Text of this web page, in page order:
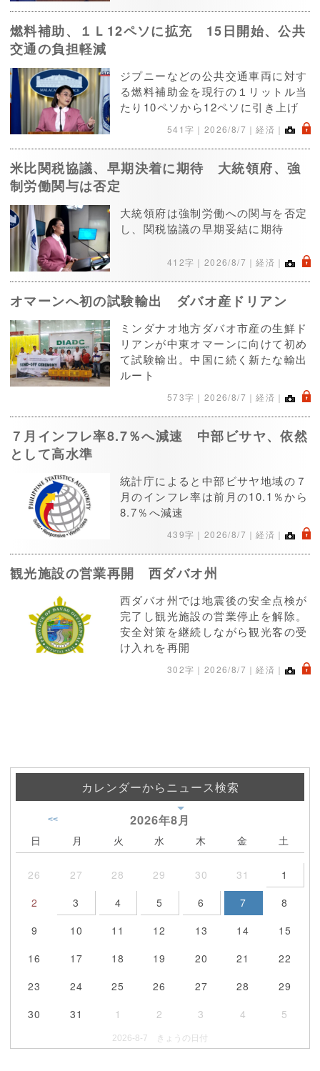
燃料補助、１Ｌ12ペソに拡充 15日開始、公共
交通の負担軽減
ジプニーなどの公共交通車両に対す
る燃料補助金を現行の１リットル当
たり10ペソから12ペソに引き上げ
541字｜ 2026/8/7 ｜経済｜ .
米比関税協議、早期決着に期待 大統領府、強
制労働関与は否定
大統領府は強制労働への関与を否定
し、関税協議の早期妥結に期待
412字｜ 2026/8/7 ｜経済｜ .
オマーンへ初の試験輸出 ダバオ産ドリアン
ミンダナオ地方ダバオ市産の生鮮ド
リアンが中東オマーンに向けて初め
て試験輸出。中国に続く新たな輸出
ルート
573字｜ 2026/8/7 ｜経済｜ .
７月インフレ率8.7％へ減速 中部ビサヤ、依然
として高水準
統計庁によると中部ビサヤ地域の７
月のインフレ率は前月の10.1％から
8.7％へ減速
439字｜ 2026/8/7 ｜経済｜ .
観光施設の営業再開 西ダバオ州
西ダバオ州では地震後の安全点検が
完了し観光施設の営業停止を解除。
安全対策を継続しながら観光客の受
け入れを再開
302字｜ 2026/8/7 ｜経済｜ .
カレンダーからニュース検索
2026年8月
<<
日 月 火 水 木 金 土
26 27 28 29 30 31
1
2
3 4 5 6 7
8
9
10 11 12 13 14
15
16
17 18 19 20 21
22
23
24 25 26 27 28
29
30
31 1 2 3 4 5
2026-8-7 きょうの日付